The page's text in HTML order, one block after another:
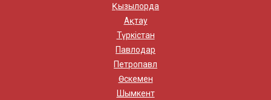
Қызылорда
Ақтау
Түркістан
Павлодар
Петропавл
Өскемен
Шымкент